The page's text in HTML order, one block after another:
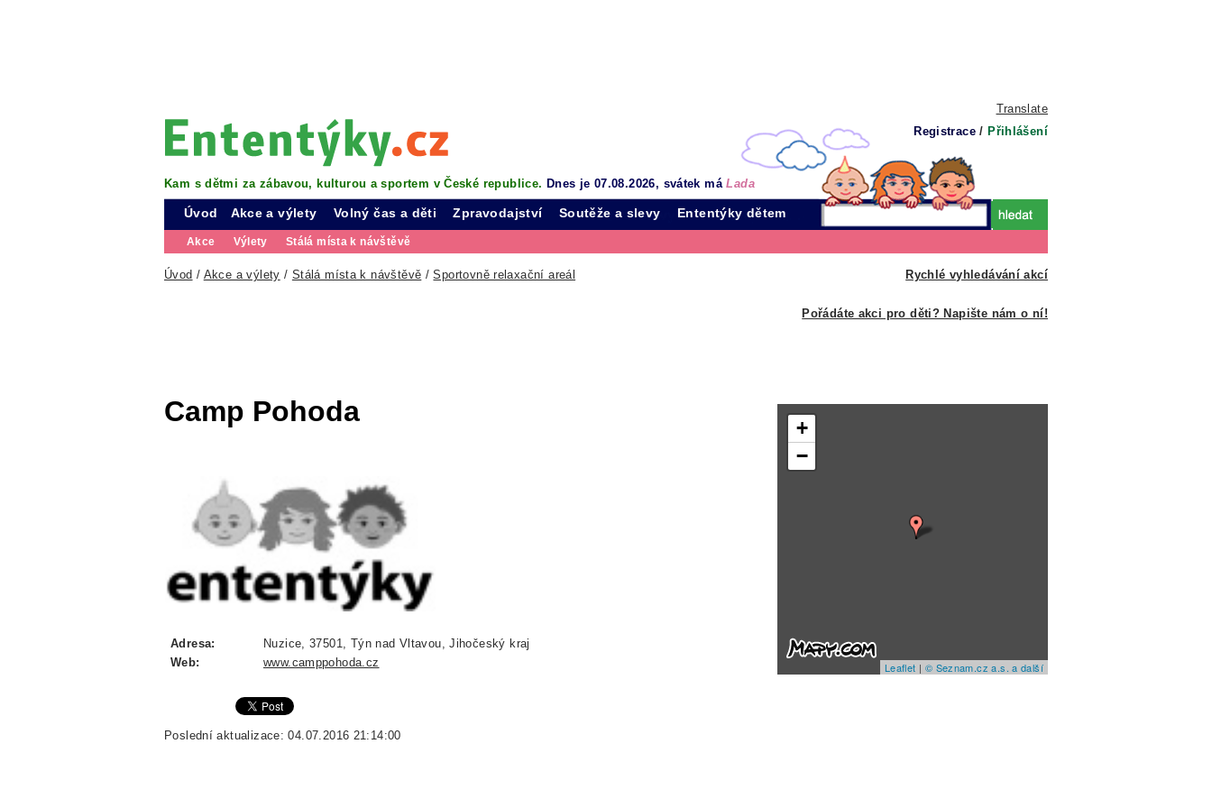
Translate
Registrace / Přihlášení
Kam s dětmi za zábavou, kulturou a sportem v České republice. Dnes je 07.08.2026, svátek máLada
Úvod Akce a výlety
Akce Výlety Stálá místa k návštěvě
Volný čas a děti Zpravodajství Soutěže a slevy Ententýky dětem
Rychlé vyhledávání akcí
Úvod / Akce a výlety / Stálá místa k návštěvě /Sportovně relaxační areál
Pořádáte akci pro děti? Napište nám o ní!
Camp Pohoda
Adresa:
Nuzice, 37501, Týn nad Vltavou, Jihočeský kraj
Web:
www.camppohoda.cz
Poslední aktualizace: 04.07.2016 21:14:00
+
−
Leaflet | © Seznam.cz a.s. a další